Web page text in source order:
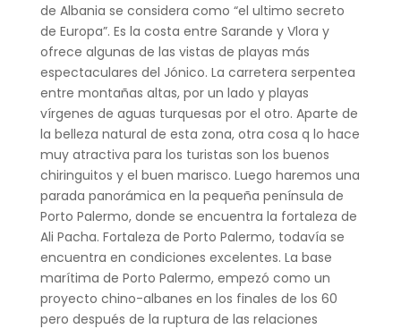
de Albania se considera como “el ultimo secreto
de Europa”. Es la costa entre Sarande y Vlora y
ofrece algunas de las vistas de playas más
espectaculares del Jónico. La carretera serpentea
entre montañas altas, por un lado y playas
vírgenes de aguas turquesas por el otro. Aparte de
la belleza natural de esta zona, otra cosa q lo hace
muy atractiva para los turistas son los buenos
chiringuitos y el buen marisco. Luego haremos una
parada panorámica en la pequeña península de
Porto Palermo, donde se encuentra la fortaleza de
Ali Pacha. Fortaleza de Porto Palermo, todavía se
encuentra en condiciones excelentes. La base
marítima de Porto Palermo, empezó como un
proyecto chino-albanes en los finales de los 60
pero después de la ruptura de las relaciones